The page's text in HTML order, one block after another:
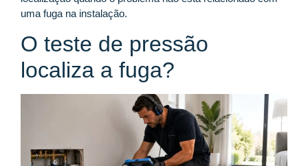
uma fuga na instalação.
O teste de pressão
localiza a fuga?